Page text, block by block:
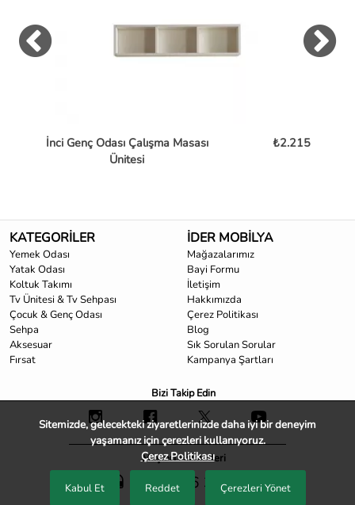
İnci Genç Odası Çalışma Masası
Ünitesi
₺2.215
KATEGORİLER
Yemek Odası
Yatak Odası
Koltuk Takımı
Tv Ünitesi & Tv Sehpası
Çocuk & Genç Odası
Sehpa
Aksesuar
Fırsat
İDER MOBİLYA
Mağazalarımız
Bayi Formu
İletişim
Hakkımızda
Çerez Politikası
Blog
Sık Sorulan Sorular
Kampanya Şartları
Bizi Takip Edin
Müşteri Hizmetleri
0850 466 33 33
Sitemizde, gelecekteki ziyaretlerinizde daha iyi bir deneyim
yaşamanız için çerezleri kullanıyoruz.
Çerez Politikası
Kabul Et Reddet Çerezleri Yönet